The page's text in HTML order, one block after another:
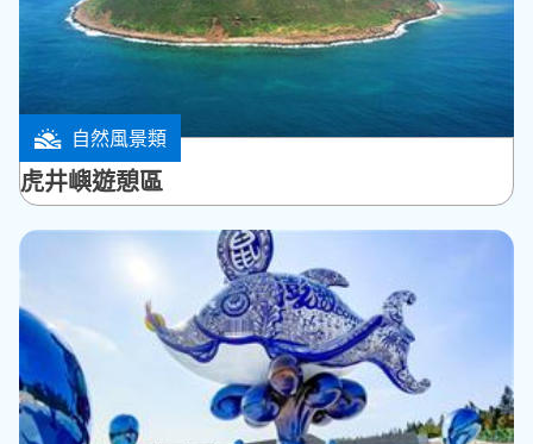
自然風景類
馬公市
虎井嶼遊憩區